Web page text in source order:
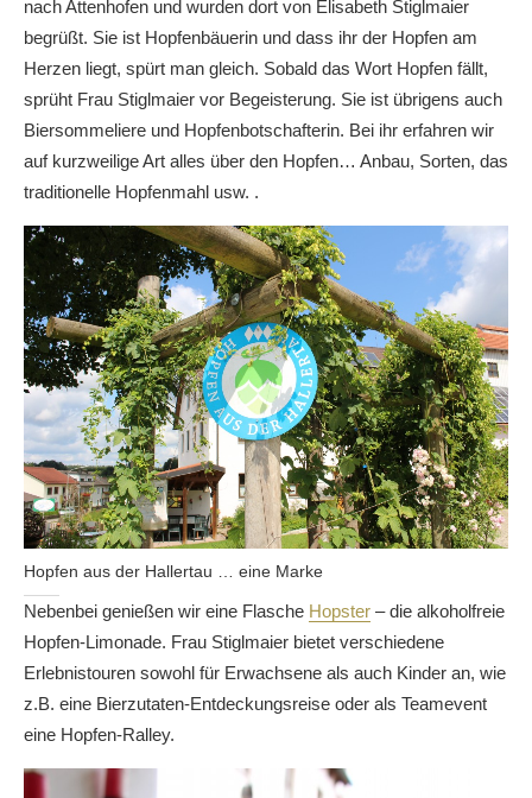
nach Attenhofen und wurden dort von Elisabeth Stiglmaier
begrüßt. Sie ist Hopfenbäuerin und dass ihr der Hopfen am
Herzen liegt, spürt man gleich. Sobald das Wort Hopfen fällt,
sprüht Frau Stiglmaier vor Begeisterung. Sie ist übrigens auch
Biersommeliere und Hopfenbotschafterin. Bei ihr erfahren wir
auf kurzweilige Art alles über den Hopfen… Anbau, Sorten, das
traditionelle Hopfenmahl usw. .
Hopfen aus der Hallertau … eine Marke
Nebenbei genießen wir eine Flasche Hopster – die alkoholfreie
Hopfen-Limonade. Frau Stiglmaier bietet verschiedene
Erlebnistouren sowohl für Erwachsene als auch Kinder an, wie
z.B. eine Bierzutaten-Entdeckungsreise oder als Teamevent
eine Hopfen-Ralley.